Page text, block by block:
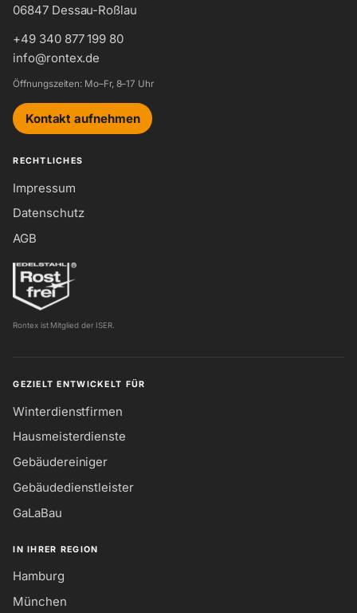
06847 Dessau-Roßlau
+49 340 877 199 80
info@rontex.de
Öffnungszeiten: Mo–Fr, 8–17 Uhr
Kontakt aufnehmen
RECHTLICHES
Impressum
Datenschutz
AGB
Rontex ist Mitglied der ISER.
GEZIELT ENTWICKELT FÜR
Winterdienstfirmen
Hausmeisterdienste
Gebäudereiniger
Gebäudedienstleister
GaLaBau
IN IHRER REGION
Hamburg
München